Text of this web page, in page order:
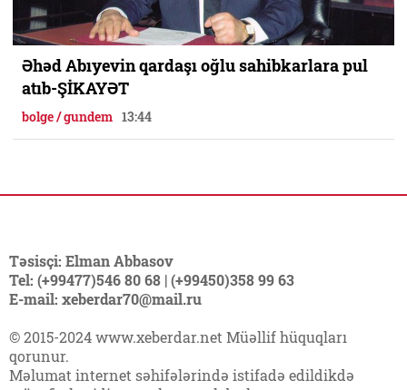
Əhəd Abıyevin qardaşı oğlu sahibkarlara pul
atıb-ŞİKAYƏT
bolge / gundem 13:44
Təsisçi: Elman Abbasov
Tel: (+99477)546 80 68 | (+99450)358 99 63
E-mail: xeberdar70@mail.ru
© 2015-2024 www.xeberdar.net Müəllif hüquqları
qorunur.
Məlumat internet səhifələrində istifadə edildikdə